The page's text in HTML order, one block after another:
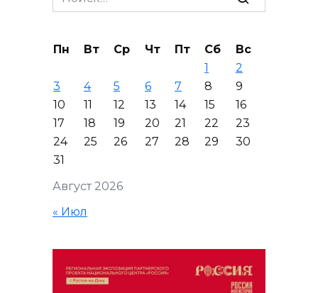
for:
Август 2026
Пн Вт Ср Чт Пт Сб
Вс
1
2
3
4 5 6 7 8
9
10
11 12 13 14 15
16
17
18 19 20 21 22
23
24
25 26 27 28 29
30
31
« Июл